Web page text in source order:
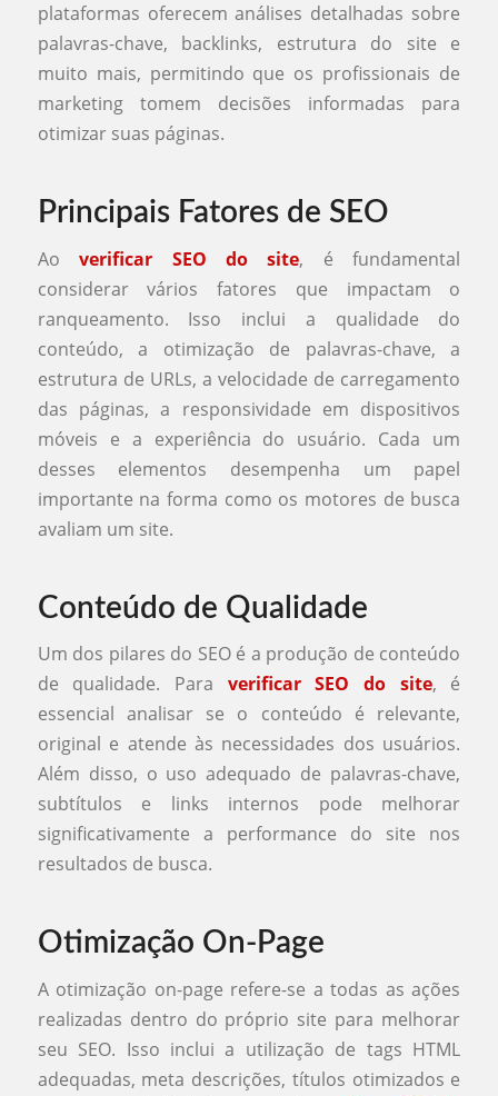
plataformas oferecem análises detalhadas sobre
palavras-chave, backlinks, estrutura do site e
muito mais, permitindo que os profissionais de
marketing tomem decisões informadas para
otimizar suas páginas.
Principais Fatores de SEO
Aoverificar SEO do site, é fundamental
considerar vários fatores que impactam o
ranqueamento. Isso inclui a qualidade do
conteúdo, a otimização de palavras-chave, a
estrutura de URLs, a velocidade de carregamento
das páginas, a responsividade em dispositivos
móveis e a experiência do usuário. Cada um
desses elementos desempenha um papel
importante na forma como os motores de busca
avaliam um site.
Conteúdo de Qualidade
Um dos pilares do SEO é a produção de conteúdo
de qualidade. Para verificar SEO do site, é
essencial analisar se o conteúdo é relevante,
original e atende às necessidades dos usuários.
Além disso, o uso adequado de palavras-chave,
subtítulos e links internos pode melhorar
significativamente a performance do site nos
resultados de busca.
Otimização On-Page
A otimização on-page refere-se a todas as ações
realizadas dentro do próprio site para melhorar
seu SEO. Isso inclui a utilização de tags HTML
adequadas, meta descrições, títulos otimizados e